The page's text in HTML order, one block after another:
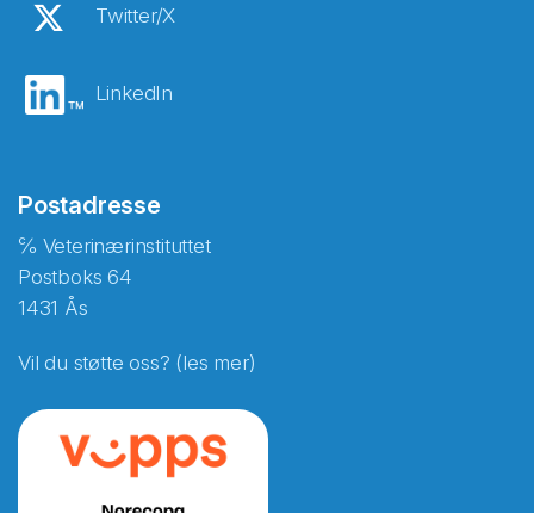
Twitter/X
LinkedIn
Postadresse
℅ Veterinærinstituttet
Postboks 64
1431 Ås
Vil du støtte oss? (les mer)